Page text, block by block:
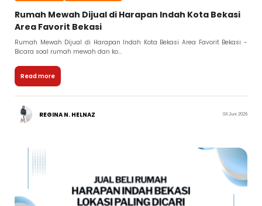
Rumah Mewah Dijual di Harapan Indah Kota Bekasi
Area Favorit Bekasi
Rumah Mewah Dijual di Harapan Indah Kota Bekasi Area Favorit Bekasi -
Bicara soal rumah mewah dan ko...
Read more
REGINA N. HELNAZ 04 Juni 2026